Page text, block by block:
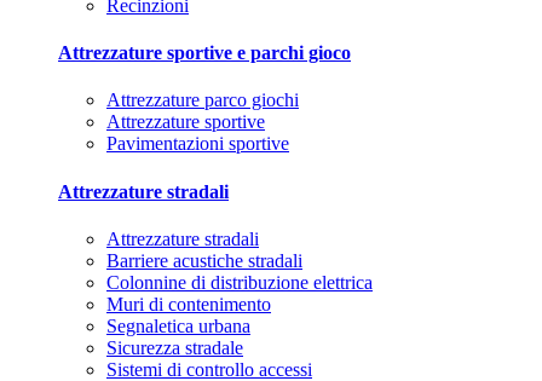
Recinzioni
Attrezzature sportive e parchi gioco
Attrezzature parco giochi
Attrezzature sportive
Pavimentazioni sportive
Attrezzature stradali
Attrezzature stradali
Barriere acustiche stradali
Colonnine di distribuzione elettrica
Muri di contenimento
Segnaletica urbana
Sicurezza stradale
Sistemi di controllo accessi